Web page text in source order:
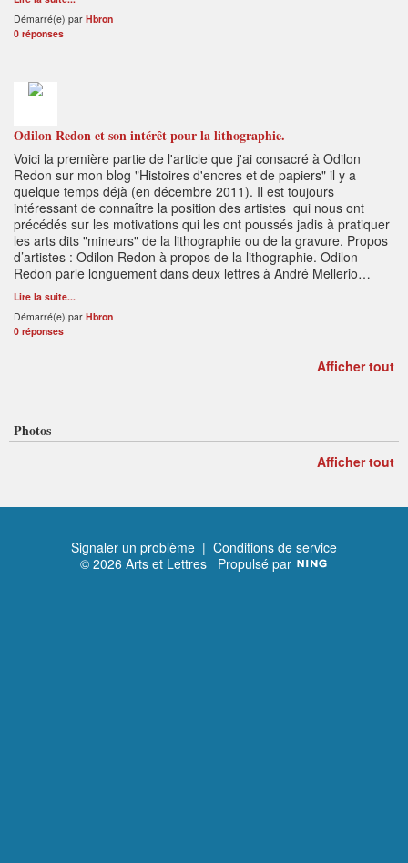
Démarré(e) par Hbron
0 réponses
Odilon Redon et son intérêt pour la lithographie.
Voici la première partie de l'article que j'ai consacré à Odilon
Redon sur mon blog "Histoires d'encres et de papiers" il y a
quelque temps déjà (en décembre 2011). Il est toujours
intéressant de connaître la position des artistes qui nous ont
précédés sur les motivations qui les ont poussés jadis à pratiquer
les arts dits "mineurs" de la lithographie ou de la gravure. Propos
d’artistes : Odilon Redon à propos de la lithographie. Odilon
Redon parle longuement dans deux lettres à André Mellerio…
Lire la suite...
Démarré(e) par Hbron
0 réponses
Afficher tout
Photos
Afficher tout
Signaler un problème | Conditions de service
© 2026 Arts et Lettres Propulsé par